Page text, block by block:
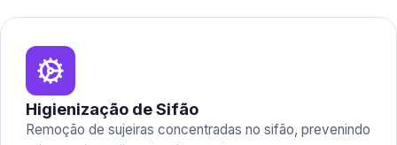
Higienização de Sifão
Remoção de sujeiras concentradas no sifão, prevenindo